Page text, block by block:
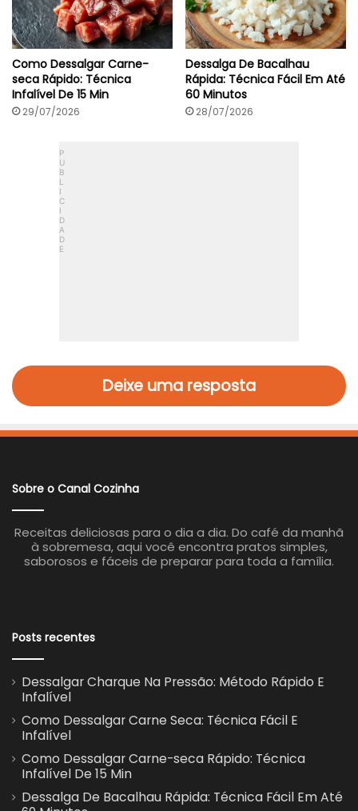
Como Dessalgar Carne-
seca Rápido: Técnica
Infalível De 15 Min
29/07/2026
Dessalga De Bacalhau
Rápida: Técnica Fácil Em Até
60 Minutos
28/07/2026
Deixe uma resposta
Sobre o Canal Cozinha
Receitas deliciosas para o dia a dia. Do café da manhã
à sobremesa, aqui você encontra pratos simples,
saborosos e fáceis de preparar para toda a família.
Posts recentes
Dessalgar Charque Na Pressão: Método Rápido E
Infalível
Como Dessalgar Carne Seca: Técnica Fácil E
Infalível
Como Dessalgar Carne-seca Rápido: Técnica
Infalível De 15 Min
Dessalga De Bacalhau Rápida: Técnica Fácil Em Até